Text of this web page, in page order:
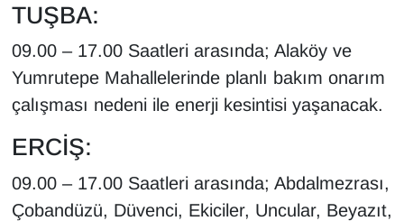
TUŞBA:
09.00 – 17.00 Saatleri arasında; Alaköy ve
Yumrutepe Mahallelerinde planlı bakım onarım
çalışması nedeni ile enerji kesintisi yaşanacak.
ERCİŞ:
09.00 – 17.00 Saatleri arasında; Abdalmezrası,
Çobandüzü, Düvenci, Ekiciler, Uncular, Beyazıt,
MEDYA
POLİTİKA
Resmi İlanlar
RÖPORTAJ